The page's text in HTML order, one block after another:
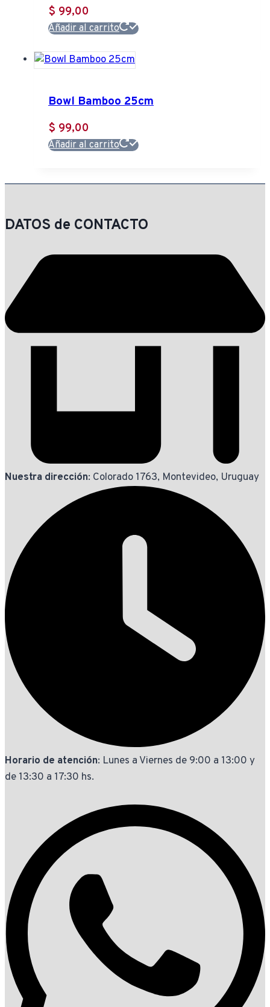
$ 99,00
Añadir al carrito
Bowl Bamboo 25cm
$ 99,00
Añadir al carrito
DATOS de CONTACTO
Nuestra dirección: Colorado 1763, Montevideo, Uruguay
Horario de atención: Lunes a Viernes de 9:00 a 13:00 y
de 13:30 a 17:30 hs.